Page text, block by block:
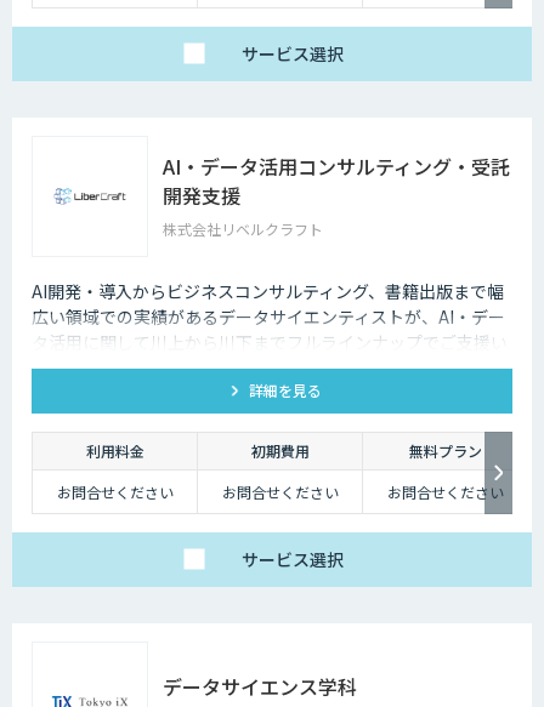
サービス選択
AI・データ活用コンサルティング・受託
開発支援
株式会社リベルクラフト
AI開発・導入からビジネスコンサルティング、書籍出版まで幅
広い領域での実績があるデータサイエンティストが、AI・デー
タ活用に関して川上から川下までフルラインナップでご支援い
たします。
詳細を見る
利用料金 初期費用
無料プラン
お問合せください
お問合せください お問合せください
サービス選択
データサイエンス学科